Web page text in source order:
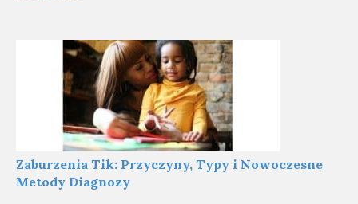
Zaburzenia Tik: Przyczyny, Typy i Nowoczesne
Metody Diagnozy